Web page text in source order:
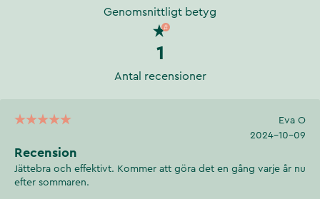
Genomsnittligt betyg
1
Antal recensioner
Eva O
2024-10-09
Recension
Jättebra och effektivt. Kommer att göra det en gång varje år nu
efter sommaren.